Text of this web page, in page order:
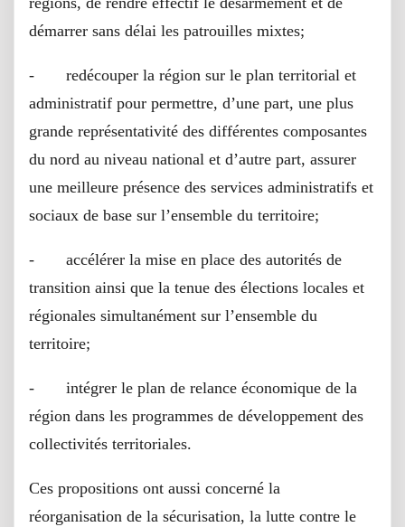
démarrer sans délai les patrouilles mixtes;
- redécouper la région sur le plan territorial et
administratif pour permettre, d’une part, une plus
grande représentativité des différentes composantes
du nord au niveau national et d’autre part, assurer
une meilleure présence des services administratifs et
sociaux de base sur l’ensemble du territoire;
- accélérer la mise en place des autorités de
transition ainsi que la tenue des élections locales et
régionales simultanément sur l’ensemble du
territoire;
- intégrer le plan de relance économique de la
région dans les programmes de développement des
collectivités territoriales.
Ces propositions ont aussi concerné la
réorganisation de la sécurisation, la lutte contre le